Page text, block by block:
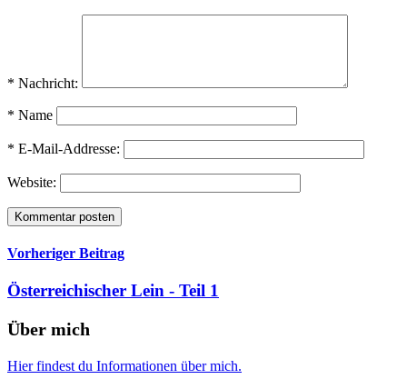
* Nachricht:
* Name
* E-Mail-Addresse:
Website:
Vorheriger Beitrag
Österreichischer Lein - Teil 1
Über mich
Hier findest du Informationen über mich.